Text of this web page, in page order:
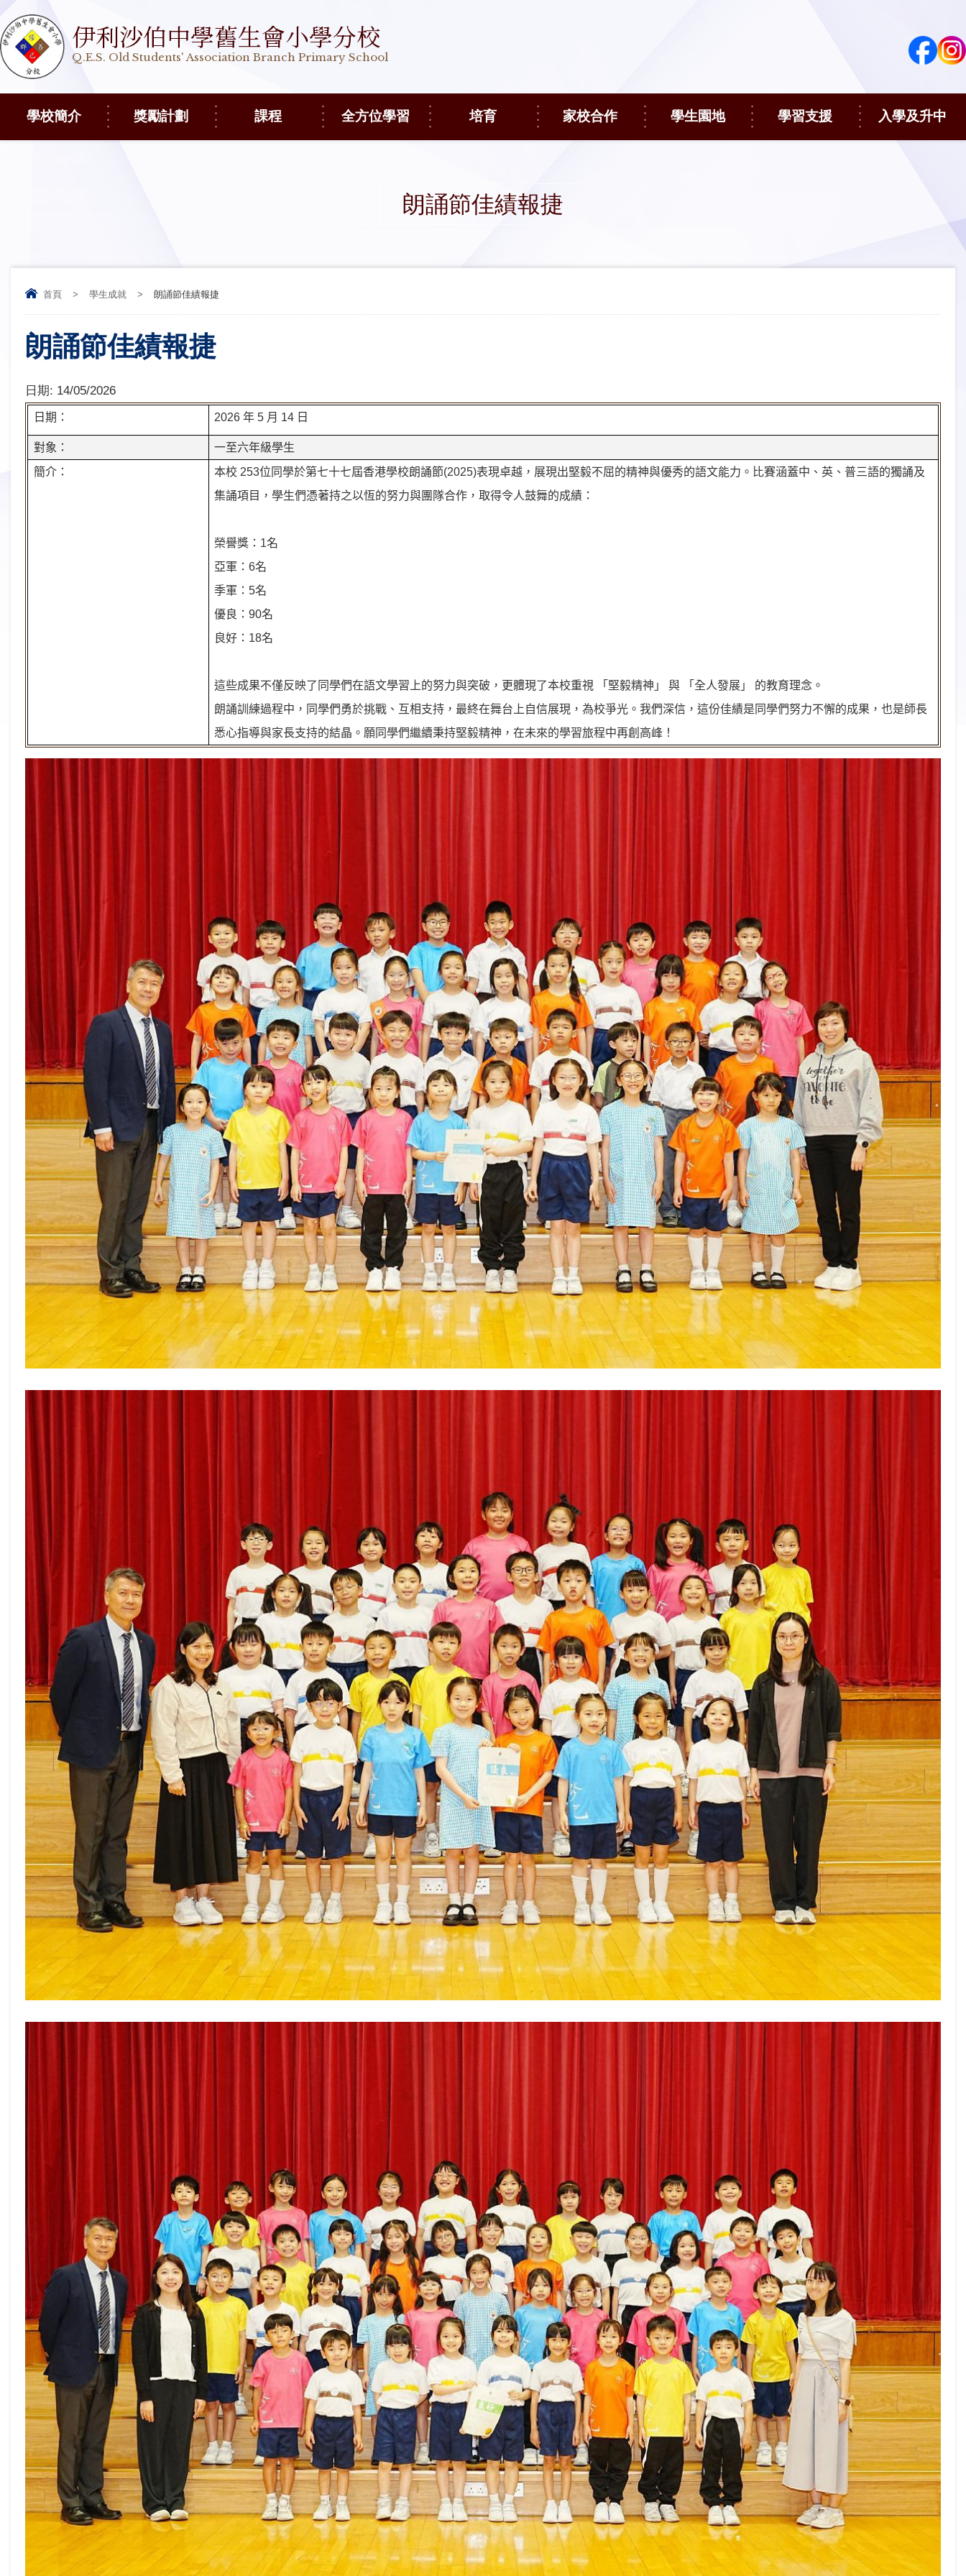
伊利沙伯中學舊生會小學分校
Q.E.S. Old Students' Association Branch Primary School
學校簡介 獎勵計劃 課程 全方位學習 培育 家校合作 學生園地 學習支援 入學及升中
朗誦節佳績報捷
首頁 > 學生成就 > 朗誦節佳績報捷
朗誦節佳績報捷
日期: 14/05/2026
日期： 2026年 5 月 14 日
對象：
一至六年級學生
簡介：
本校 253位同學於第七十七屆香港學校朗誦節(2025)表現卓越，展現出堅毅不屈的精神與優秀的語文能力。比賽涵蓋中、英、普三語的獨誦及
集誦項目，學生們憑著持之以恆的努力與團隊合作，取得令人鼓舞的成績：
榮譽獎： 1名
亞軍：6名
季軍：5名
優良：90名
良好： 18名
這些成果不僅反映了同學們在語文學習上的努力與突破，更體現了本校重視 「堅毅精神」 與 「全人發展」 的教育理念。
朗誦訓練過程中，同學們勇於挑戰、互相支持，最終在舞台上自信展現，為校爭光。我們深信，這份佳績是同學們努力不懈的成果，也是師長
悉心指導與家長支持的結晶。願同學們繼續秉持堅毅精神，在未來的學習旅程中再創高峰！